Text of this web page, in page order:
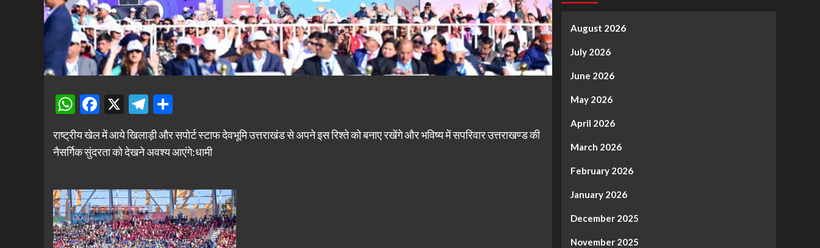
WhatsApp
Facebook
X Telegram
राष्ट्रीय खेल में आये खिलाड़ी और सपोर्ट स्टाफ देवभूमि उत्तराखंड से अपने इस रिश्ते को बनाए रखेंगे और भविष्य में सपरिवार उत्तराखण्ड की
नैसर्गिक सुंदरता को देखने अवश्य आएंगे:धामी
August 2026
July 2026
June 2026
May 2026
April 2026
March 2026
February 2026
January 2026
December 2025
November 2025